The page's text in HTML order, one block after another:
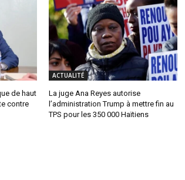
de haut
contre
ACTUALITÉ
La juge Ana Reyes autorise
l’administration Trump à mettre fin au
TPS pour les 350 000 Haïtiens